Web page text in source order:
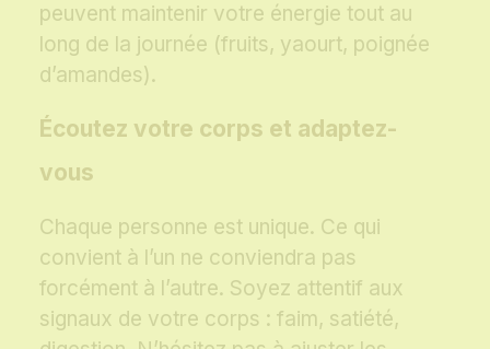
peuvent maintenir votre énergie tout au
long de la journée (fruits, yaourt, poignée
d’amandes).
Écoutez votre corps et adaptez-
vous
Chaque personne est unique. Ce qui
convient à l’un ne conviendra pas
forcément à l’autre. Soyez attentif aux
signaux de votre corps : faim, satiété,